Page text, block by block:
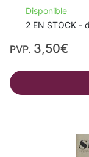
Disponible
2 EN STOCK -
PVP. 3,50€